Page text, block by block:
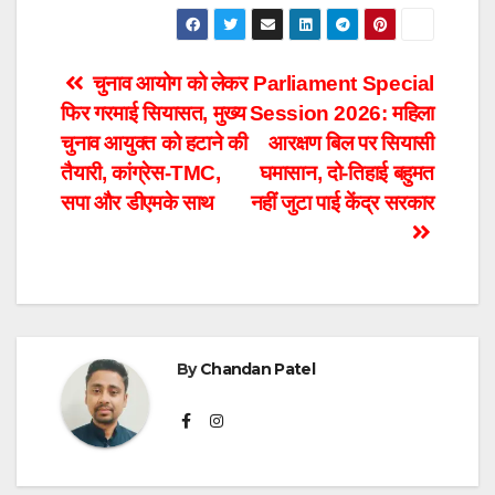
Post
navigation
Parliament Special
Session 2026: महिला
आरक्षण बिल पर सियासी
घमासान, दो-तिहाई बहुमत
नहीं जुटा पाई केंद्र सरकार
चुनाव आयोग को लेकर
फिर गरमाई सियासत, मुख्य
चुनाव आयुक्त को हटाने की
तैयारी, कांग्रेस-TMC,
सपा और डीएमके साथ
ByChandan Patel